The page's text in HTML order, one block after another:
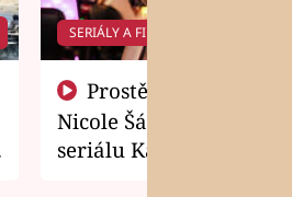
SERIÁLY A FILMY
Nicole Šáchová získala
seriálu Kamarádi